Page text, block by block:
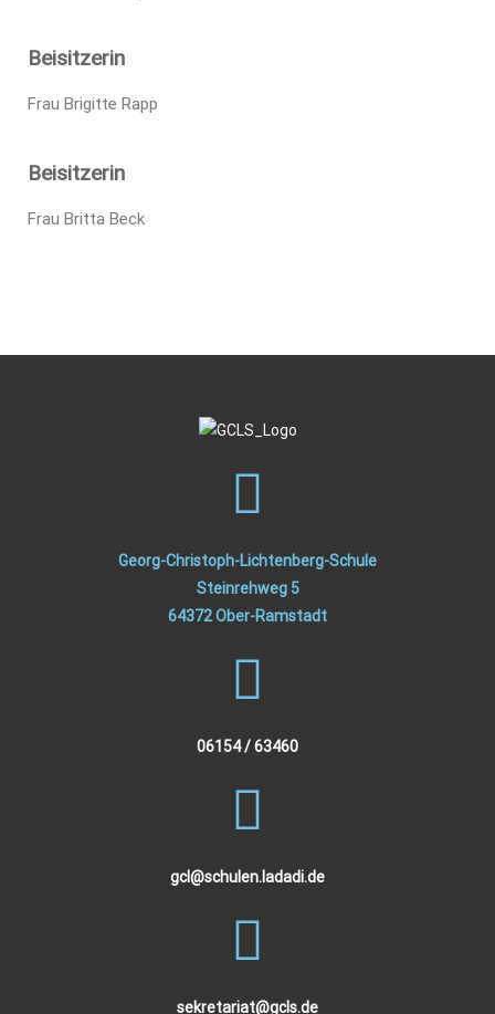
Beisitzerin
Frau Brigitte Rapp
Beisitzerin
Frau Britta Beck
Georg-Christoph-Lichtenberg-Schule
Steinrehweg 5
64372 Ober-Ramstadt
06154 / 63460
gcl@schulen.ladadi.de
sekretariat@gcls.de